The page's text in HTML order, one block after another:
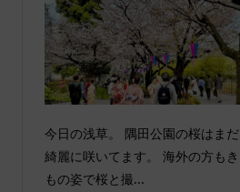
今日の浅草。 隅田公園の桜はまだ
綺麗に咲いてます。 海外の方もき
もの姿で桜と撮...